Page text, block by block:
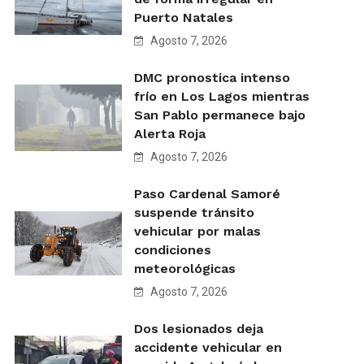
Puerto Natales
Agosto 7, 2026
DMC pronostica intenso
frío en Los Lagos mientras
San Pablo permanece bajo
Alerta Roja
Agosto 7, 2026
Paso Cardenal Samoré
suspende tránsito
vehicular por malas
condiciones
meteorológicas
Agosto 7, 2026
Dos lesionados deja
accidente vehicular en